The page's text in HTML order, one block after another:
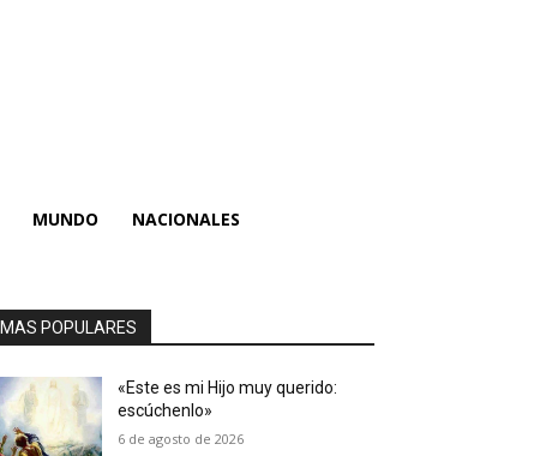
MUNDO NACIONALES
MAS POPULARES
«Este es mi Hijo muy querido:
escúchenlo»
6 de agosto de 2026